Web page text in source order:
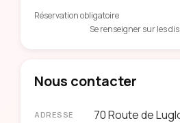
Réservation obligatoire
Se renseigner sur les
Nous contacter
ADRESSE
70 Route de